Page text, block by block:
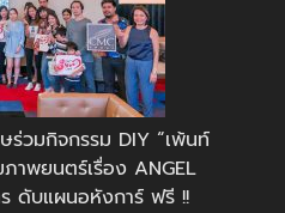
ร่วมกิจกรรม DIY “เพ้นท์
ภาพยนตร์เรื่อง ANGEL
ร ดับแผนอหังการ์ ฟรี !!